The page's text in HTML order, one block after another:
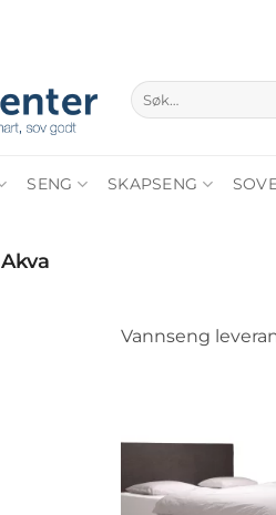
Søk
etter:
SENG SKAPSENG
Akva
Vannseng